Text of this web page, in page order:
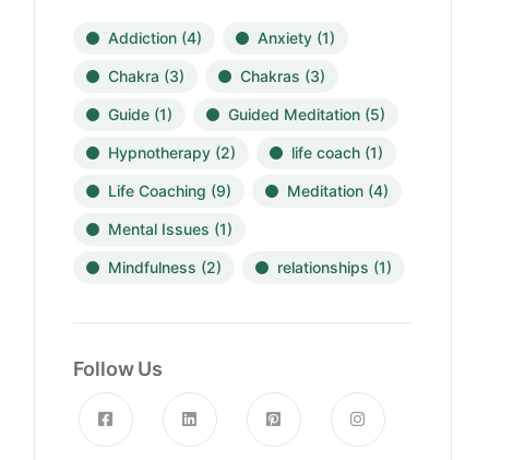
Addiction(4) Anxiety(1)
Chakra (3) Chakras (3)
Guide(1) Guided Meditation(5)
Hypnotherapy(2) life coach(1)
Life Coaching (9) Meditation(4)
Mental Issues (1)
Mindfulness (2) relationships (1)
Follow Us